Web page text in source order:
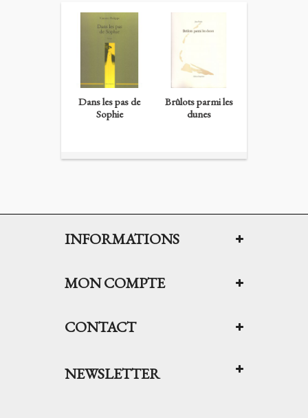
Dans les pas de
Sophie
Brûlots parmi les
dunes
INFORMATIONS
MON COMPTE
CONTACT
NEWSLETTER